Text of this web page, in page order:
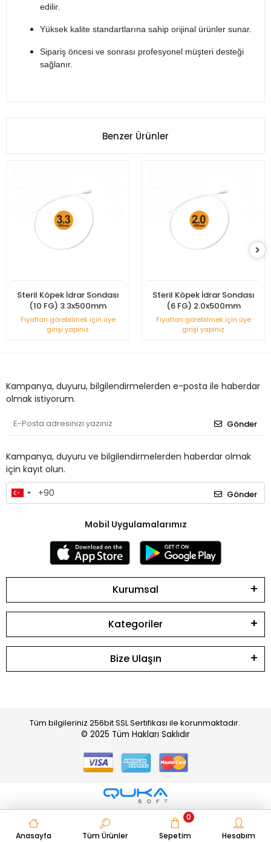
edilir.
Yüksek kalite standartlarına sahip orijinal ürünler sunar.
Sipariş öncesi ve sonrası profesyonel müşteri desteği
sağlanır.
Benzer Ürünler
Steril Köpek İdrar Sondası
(10 FG) 3.3x500mm
Fiyatları görebilmek için üye
girişi yapınız
Steril Köpek İdrar Sondası
(6 FG) 2.0x500mm
Fiyatları görebilmek için üye
girişi yapınız
Kampanya, duyuru, bilgilendirmelerden e-posta ile haberdar
olmak istiyorum.
Gönder
Kampanya, duyuru ve bilgilendirmelerden haberdar olmak
için kayıt olun.
Gönder
Mobil Uygulamalarımız
Kurumsal
Kategoriler
Bize Ulaşın
Tüm bilgileriniz 256bit SSL Sertifikası ile korunmaktadır.
© 2025 Tüm Hakları Saklıdır
Anasayfa Tüm Ürünler Sepetim
0
Hesabım